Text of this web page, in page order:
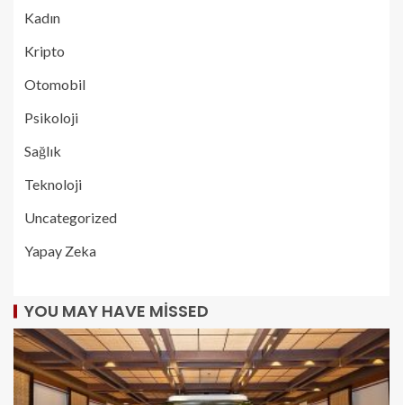
Kadın
Kripto
Otomobil
Psikoloji
Sağlık
Teknoloji
Uncategorized
Yapay Zeka
YOU MAY HAVE MISSED